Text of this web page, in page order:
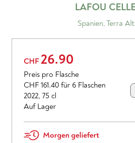
LAFOU
Spanien, Terra
CHF 26.90
Preis pro Flasche
CHF 161.40 für 6 Flaschen
2022, 75 cl
Auf Lager
Morgen geliefert